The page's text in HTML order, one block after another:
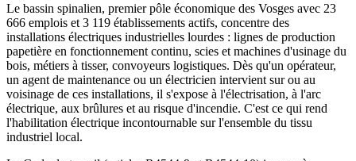
Le bassin spinalien, premier pôle économique des Vosges avec 23
666 emplois et 3 119 établissements actifs, concentre des
installations électriques industrielles lourdes : lignes de production
papetière en fonctionnement continu, scies et machines d'usinage du
bois, métiers à tisser, convoyeurs logistiques. Dès qu'un opérateur,
un agent de maintenance ou un électricien intervient sur ou au
voisinage de ces installations, il s'expose à l'électrisation, à l'arc
électrique, aux brûlures et au risque d'incendie. C'est ce qui rend
l'habilitation électrique incontournable sur l'ensemble du tissu
industriel local.